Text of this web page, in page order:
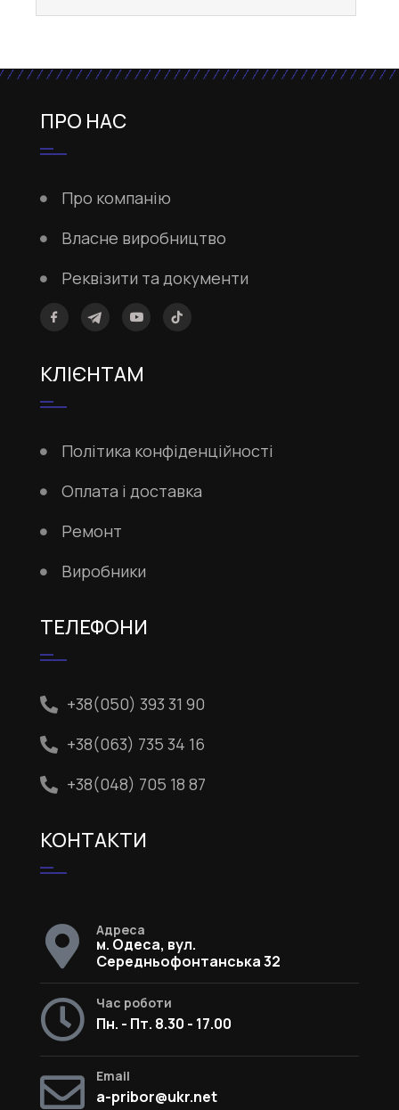
ПРО НАС
Про компанію
Власне виробництво
Реквізити та документи
КЛІЄНТАМ
Політика конфіденційності
Оплата і доставка
Ремонт
Виробники
ТЕЛЕФОНИ
+38(050) 393 31 90
+38(063) 735 34 16
+38(048) 705 18 87
КОНТАКТИ
Адреса
м. Одеса, вул.
Середньофонтанська 32
Час роботи
Пн. - Пт. 8.30 - 17.00
Email
a-pribor@ukr.net